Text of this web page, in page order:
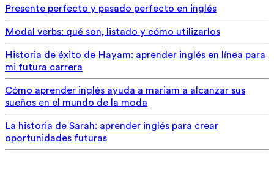
Presente perfecto y pasado perfecto en inglés
Modal verbs: qué son, listado y cómo utilizarlos
Historia de éxito de Hayam: aprender inglés en línea para
mi futura carrera
Cómo aprender inglés ayuda a mariam a alcanzar sus
sueños en el mundo de la moda
La historia de Sarah: aprender inglés para crear
oportunidades futuras